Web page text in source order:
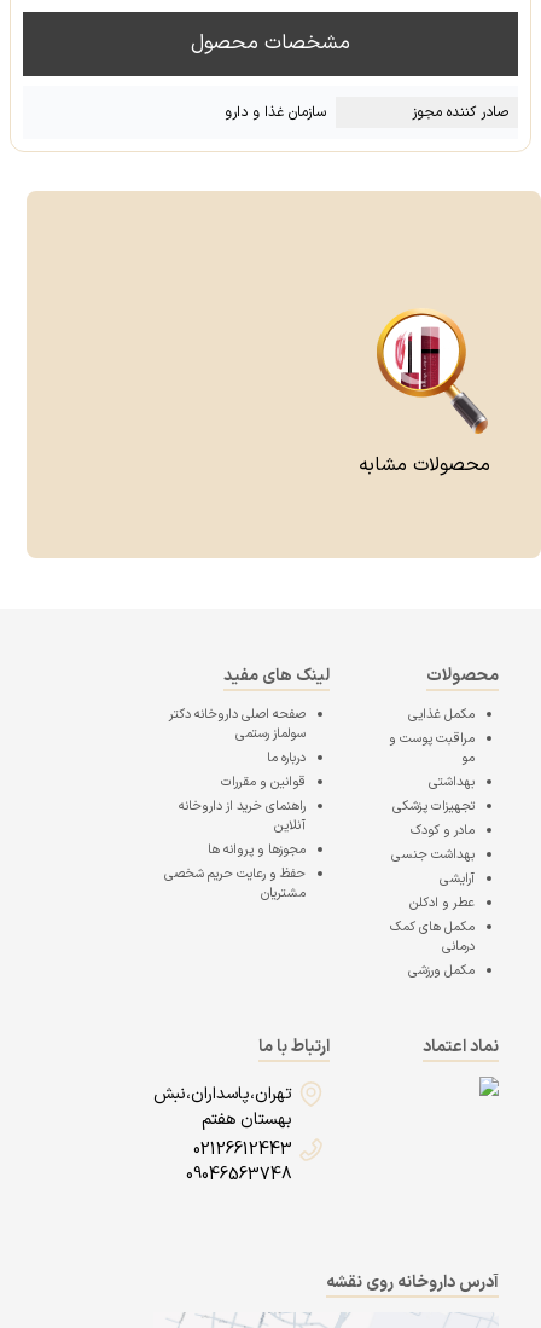
مشخصات محصول
صادر کننده مجوز سازمان غذا و دارو
محصولات مشابه
محصولات
مکمل غذایی
مراقبت پوست و
مو
بهداشتی
تجهیزات پزشکی
مادر و کودک
بهداشت جنسی
آرایشی
عطر و ادکلن
مکمل های کمک
درمانی
مکمل ورزشی
لینک های مفید
صفحه اصلیداروخانه دکتر
سولماز رستمی
درباره ما
قوانین و مقررات
راهنمای خرید از داروخانه
آنلاین
مجوزها و پروانه ها
حفظ و رعایت حریم شخصی
مشتریان
نماد اعتماد
ارتباط با ما
تهران،پاسداران،نبش
بهستان هفتم
02126612443
09046563748
آدرس داروخانه روی نقشه